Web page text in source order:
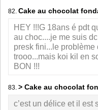
82. Cake au chocolat
HEY !!!G 18ans é pdt
au choc....je me suis
presk fini...le
trooo...mais koi kil en
BON !!!
83. > Cake au chocolat
c’est un délice et il est